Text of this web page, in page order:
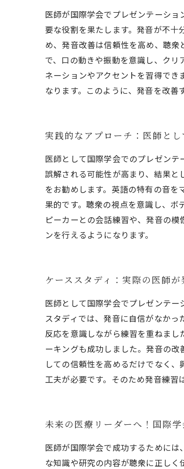
医師が国際学会でプレゼンテーシ
要な役割を果たします。発音が不
め、発音改善は信頼性を高め、聴
で、口の動きや振動を意識し、ク
ネーションやアクセントを習得で
なります。このように、発音を改善
実践的なアプローチ：医師と
医師として国際学会でのプレゼン
誤解される可能性が高まり、結果
をお勧めします。英語の特有の音
果的です。聴衆の視点を意識し、
ピーカーとの会話練習や、発音の
ンを行えるようになります。
ケーススタディ：実際の医師
医師として国際学会でプレゼンテ
スタディでは、発音に自信がなか
反応を意識しながら練習を重ねま
ーキングも成功しました。発音の
しての信頼性を高めるだけでなく
工夫が必要です。そのため発音練習
未来の医療リーダーへ！国際
医師が国際学会で成功するために
な知識や研究の内容が聴衆に正し